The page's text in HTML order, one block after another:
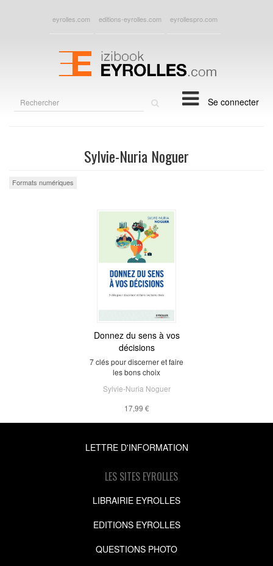
eyrolles.com editions-eyrolles.com eyrollespro.com
Se connecter
Sylvie-Nuria Noguer
Formats numériques
Donnez du sens à vos
décisions
7 clés pour discerner et faire
les bons choix
Sylvie-Nuria Noguer
17,99 €
LETTRE D'INFORMATION
LES SITES EYROLLES
LIBRAIRIE EYROLLES
EDITIONS EYROLLES
QUESTIONS PHOTO